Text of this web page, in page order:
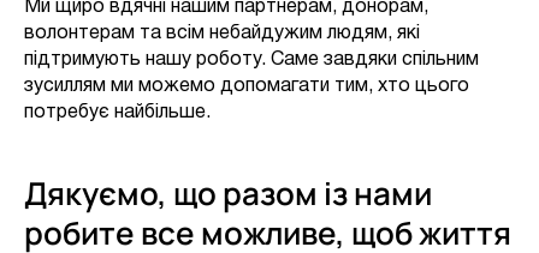
Ми щиро вдячні нашим партнерам, донорам,
волонтерам та всім небайдужим людям, які
підтримують нашу роботу. Саме завдяки спільним
зусиллям ми можемо допомагати тим, хто цього
потребує найбільше.
Дякуємо, що разом із нами
робите все можливе, щоб життя